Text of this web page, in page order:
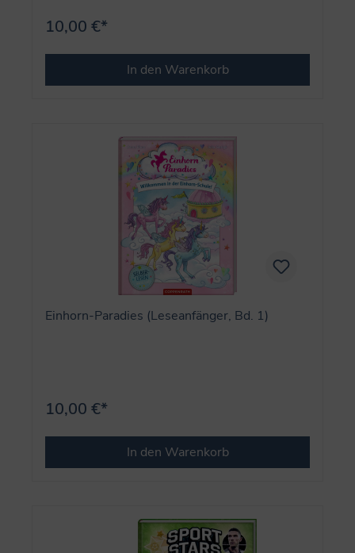
10,00 €*
In den Warenkorb
Einhorn-Paradies (Leseanfänger, Bd. 1)
10,00 €*
In den Warenkorb